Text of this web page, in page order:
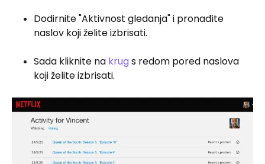
Dodirnite "Aktivnost gledanja" i pronađite
naslov koji želite izbrisati.
Sada kliknite na krug s redom pored naslova
koji želite izbrisati.